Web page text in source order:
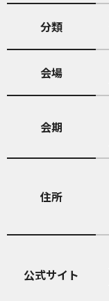
分類
会場
会期
住所
公式サイト